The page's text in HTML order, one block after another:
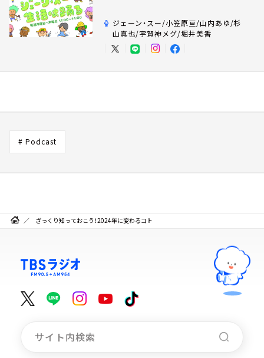
ジェーン・スー/小笠原亘/山内あゆ/杉
山真也/宇賀神メグ/堀井美香
# Podcast
ざっくり知っておこう！2024年に変わるコト